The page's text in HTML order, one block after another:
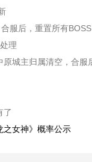
服后，重置所有BOSS
理
原城主归属清空，合服
了
之女神》概率公示